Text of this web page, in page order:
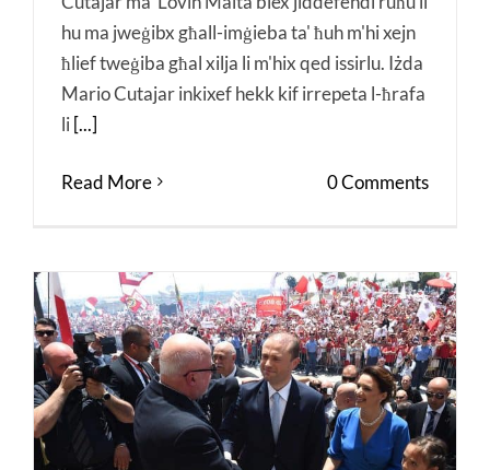
hu ma jweġibx għall-imġieba ta' ħuh m'hi xejn
ħlief tweġiba għal xilja li m'hix qed issirlu. Iżda
Mario Cutajar inkixef hekk kif irrepeta l-ħrafa
li[...]
Read More 0 Comments